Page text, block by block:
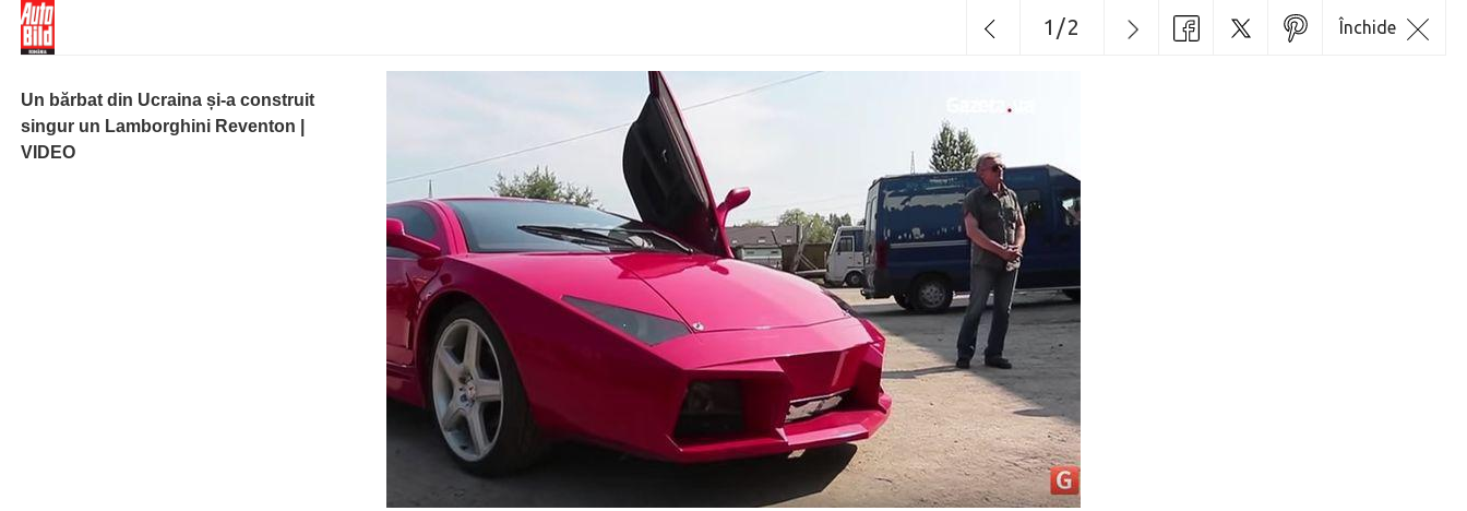
Un bărbat din Ucraina și-a construit
singur un Lamborghini Reventon |
VIDEO
Închide
1 /2